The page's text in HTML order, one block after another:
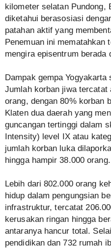
kilometer selatan Pundong,
diketahui berasosiasi
patahan aktif yang
Penemuan ini mematahkan
mengira episentrum berada
Dampak gempa Yogyakarta
Jumlah korban jiwa tercatat
orang, dengan 80% korban
Klaten dua daerah yang
guncangan tertinggi dalam
Intensity) level IX atau
jumlah korban luka
hingga hampir 38.000 orang.
Lebih dari 802.000 orang
hidup dalam pengungsian
infrastruktur, tercatat
kerusakan ringan hingga
antaranya hancur total.
pendidikan dan 732 rumah